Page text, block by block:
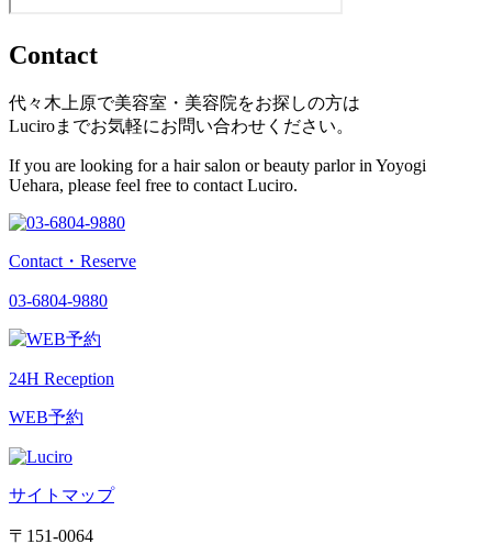
Contact
代々木上原で美容室・美容院をお探しの方は
Luciroまでお気軽にお問い合わせください。
If you are looking for a hair salon or beauty parlor in Yoyogi
Uehara, please feel free to contact Luciro.
Contact・Reserve
03-6804-9880
24H Reception
WEB予約
サイトマップ
〒151-0064